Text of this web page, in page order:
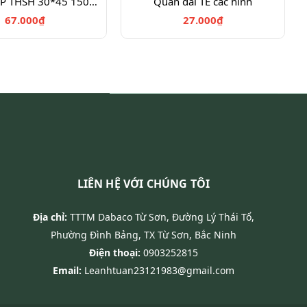
67.000₫
27.000₫
LIÊN HỆ VỚI CHÚNG TÔI
Địa chỉ: TTTM Dabaco Từ Sơn, Đường Lý Thái Tổ,
Phường Đình Bảng, TX Từ Sơn, Bắc Ninh
Điện thoại: 0903252815
Email: Leanhtuan23121983@gmail.com